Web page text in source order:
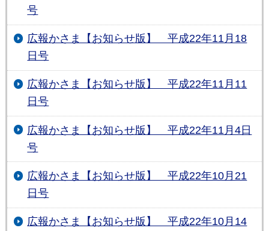
号
広報かさま【お知らせ版】 平成22年11月18
日号
広報かさま【お知らせ版】 平成22年11月11
日号
広報かさま【お知らせ版】 平成22年11月4日
号
広報かさま【お知らせ版】 平成22年10月21
日号
広報かさま【お知らせ版】 平成22年10月14